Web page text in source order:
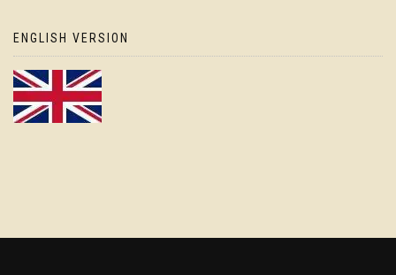
ENGLISH VERSION